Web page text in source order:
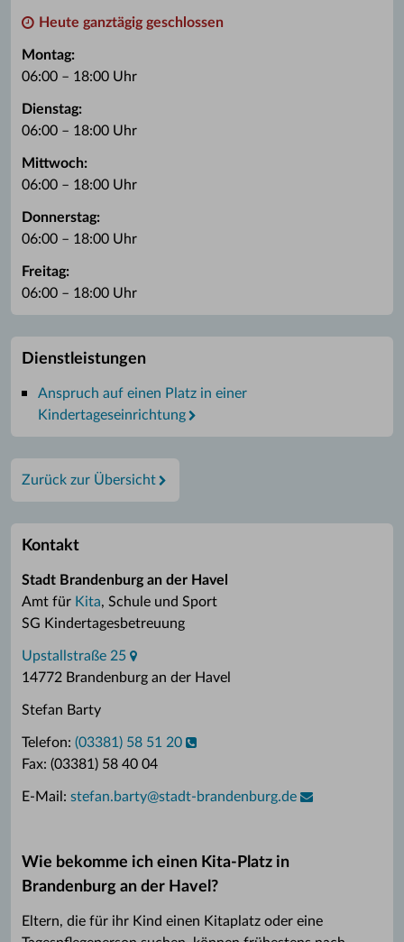
Heute ganztägig geschlossen
Montag:
06:00 – 18:00 Uhr
Dienstag:
06:00 – 18:00 Uhr
Mittwoch:
06:00 – 18:00 Uhr
Donnerstag:
06:00 – 18:00 Uhr
Freitag:
06:00 – 18:00 Uhr
Dienstleistungen
Anspruch auf einen Platz in einer
Kindertageseinrichtung
Zurück zur Übersicht
Kontakt
Stadt Brandenburg an der Havel
Amt für Kita, Schule und Sport
SG Kindertagesbetreuung
Upstallstraße 25
14772 Brandenburg an der Havel
Stefan Barty
Telefon: (03381) 58 51 20
Fax: (03381) 58 40 04
E-Mail: stefan.barty@stadt-brandenburg.de
Wie bekomme ich einen Kita-Platz in
Brandenburg an der Havel?
Eltern, die für ihr Kind einen Kitaplatz oder eine